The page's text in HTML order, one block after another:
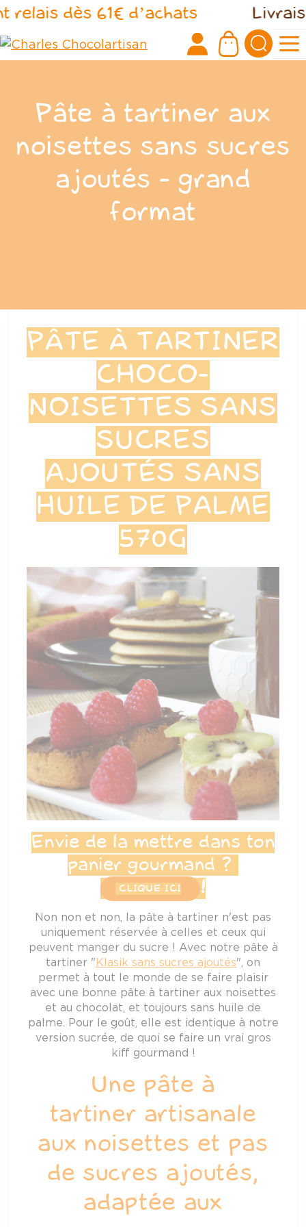
dès 61€ d’achats
Pâte à tartiner aux
noisettes sans sucres
ajoutés - grand
format
PÂTE À TARTINER
CHOCO-
NOISETTES SANS
SUCRES
AJOUTÉS SANS
HUILE DE PALME
570G
Envie de la mettre dans ton
panier gourmand ?
CLIQUE ICI !
Non non et non, la pâte à tartiner n'est pas
uniquement réservée à celles et ceux qui
peuvent manger du sucre ! Avec notre pâte à
tartiner "Klasik sans sucres ajoutés", on
permet à tout le monde de se faire plaisir
avec une bonne pâte à tartiner aux noisettes
et au chocolat, et toujours sans huile de
palme. Pour le goût, elle est identique à notre
version sucrée, de quoi se faire un vrai gros
kiff gourmand !
Une pâte à
tartiner artisanale
aux noisettes et pas
de sucres ajoutés,
adaptée aux
Panneau de gestion des cookies